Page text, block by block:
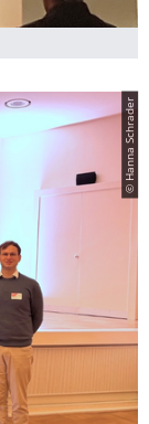
© Hanna Schrader